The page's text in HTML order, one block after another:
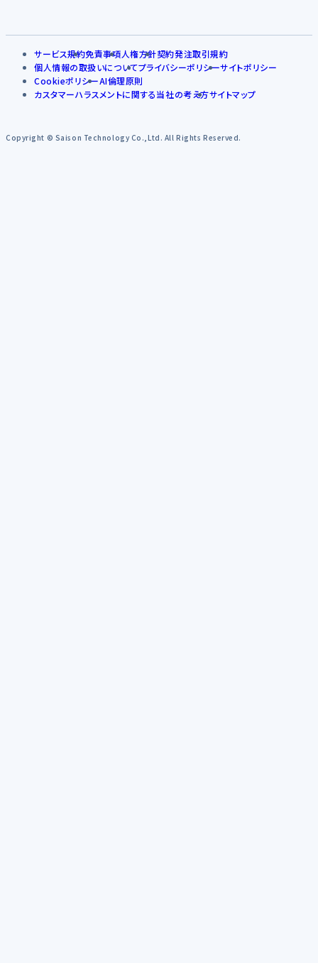
サービス規約免責事項人権方針契約発注取引規約
個人情報の取扱いについてプライバシーポリシーサイトポリシー
CookieポリシーAI倫理原則
カスタマーハラスメントに関する当社の考え方サイトマップ
Copyright © Saison Technology Co.,Ltd. All Rights Reserved.